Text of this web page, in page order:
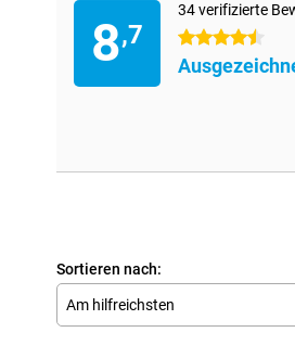
8,7
34 verifizierte
4.5 Sterne
Sortieren nach:
Am hilfreichsten